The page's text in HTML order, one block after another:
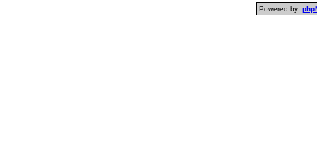
Powered by: